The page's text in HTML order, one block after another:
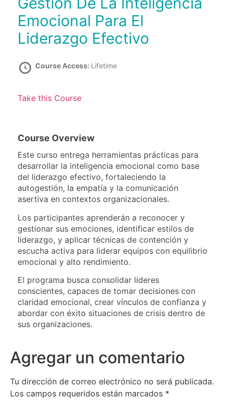
Emocional Para El
Liderazgo Efectivo
Course Access: Lifetime
Take this Course
Course Overview
Este curso entrega herramientas prácticas para
desarrollar la inteligencia emocional como base
del liderazgo efectivo, fortaleciendo la
autogestión, la empatía y la comunicación
asertiva en contextos organizacionales.
Los participantes aprenderán a reconocer y
gestionar sus emociones, identificar estilos de
liderazgo, y aplicar técnicas de contención y
escucha activa para liderar equipos con equilibrio
emocional y alto rendimiento.
El programa busca consolidar líderes
conscientes, capaces de tomar decisiones con
claridad emocional, crear vínculos de confianza y
abordar con éxito situaciones de crisis dentro de
sus organizaciones.
Agregar un comentario
Tu dirección de correo electrónico no será publicada.
Los campos requeridos están marcados *